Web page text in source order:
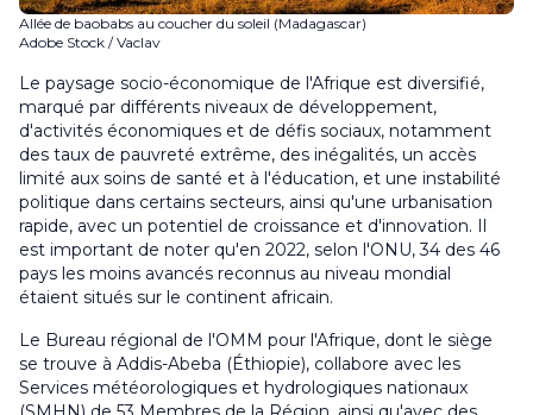
Allée de baobabs au coucher du soleil (Madagascar)
Adobe Stock / Vaclav
Le paysage socio-économique de l'Afrique est diversifié,
marqué par différents niveaux de développement,
d'activités économiques et de défis sociaux, notamment
des taux de pauvreté extrême, des inégalités, un accès
limité aux soins de santé et à l'éducation, et une instabilité
politique dans certains secteurs, ainsi qu'une urbanisation
rapide, avec un potentiel de croissance et d'innovation. Il
est important de noter qu'en 2022, selon l'ONU, 34 des 46
pays les moins avancés reconnus au niveau mondial
étaient situés sur le continent africain.
Le Bureau régional de l'OMM pour l'Afrique, dont le siège
se trouve à Addis-Abeba (Éthiopie), collabore avec les
Services météorologiques et hydrologiques nationaux